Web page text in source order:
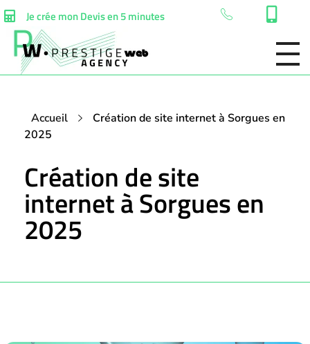
Je crée mon Devis en 5 minutes
Accueil
Création de site internet à Sorgues en
2025
Création de site
internet à Sorgues en
2025